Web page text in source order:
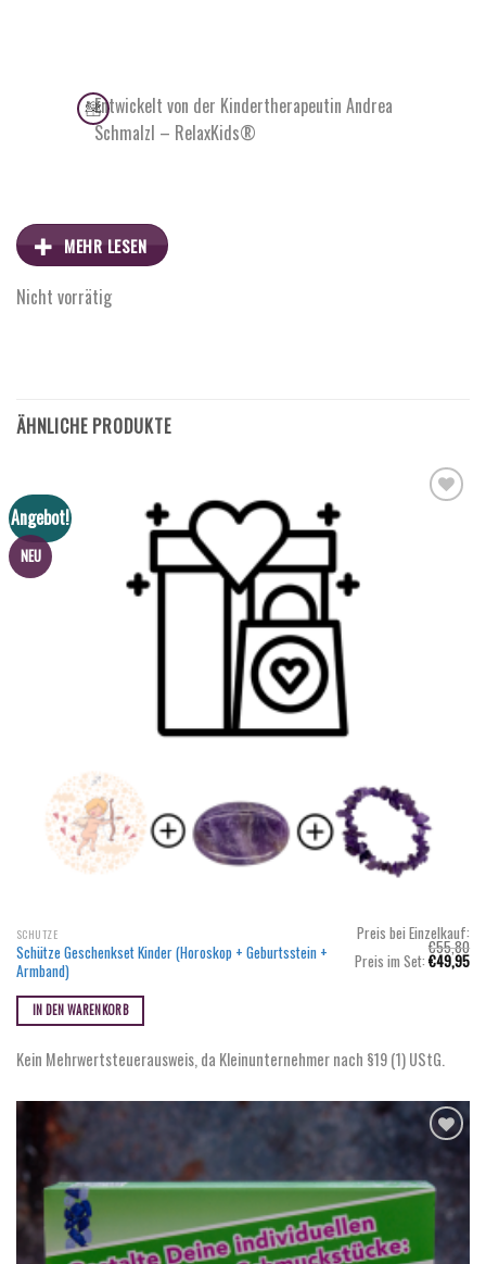
Entwickelt von der Kindertherapeutin Andrea
Schmalzl – RelaxKids®
MEHR LESEN
Nicht vorrätig
ÄHNLICHE PRODUKTE
Angebot!
NEU
SCHÜTZE
Schütze Geschenkset Kinder (Horoskop + Geburtsstein +
Armband)
Preis bei Einzelkauf:
€55,80
Ursprünglicher
Preis
Preis im Set: €49,95
IN DEN WARENKORB
Kein Mehrwertsteuerausweis, da Kleinunternehmer nach §19 (1) UStG.